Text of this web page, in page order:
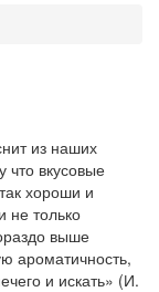
из наших
что вкусовые
хороши и
не только
выше
ароматичность,
и искать» (И.